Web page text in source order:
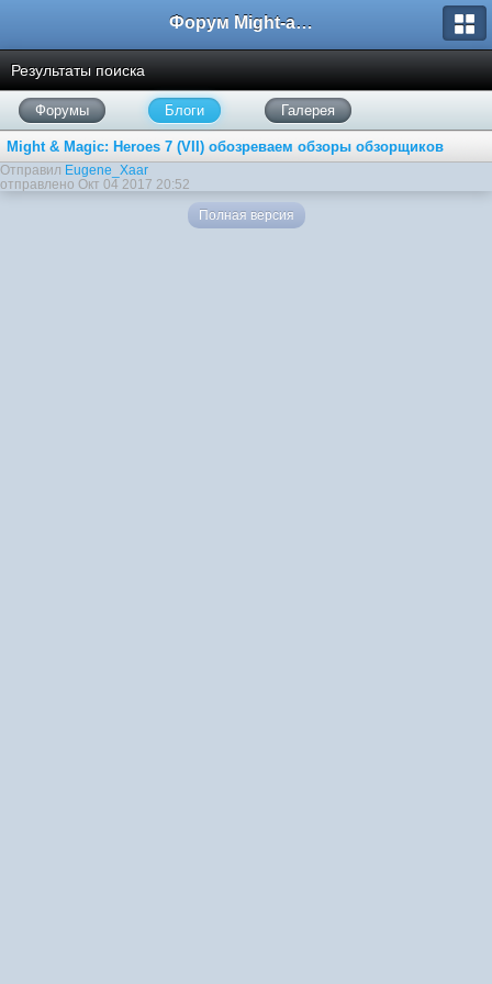
Форум Might-and-Magic.ru
Результаты поиска
Форумы Блоги Галерея
Might & Magic: Heroes 7 (VII) обозреваем обзоры обзорщиков
Отправил Eugene_Xaar
отправлено Окт 04 2017 20:52
Полная версия